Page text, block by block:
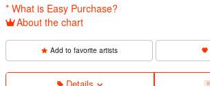
* What is Easy Purchase?
About the chart
Add to favorite artists